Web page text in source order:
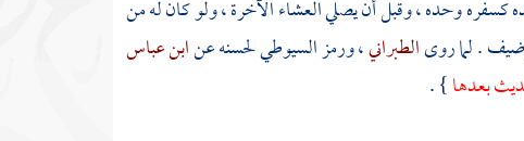
كسفره وحده ، وقبل أن يصلي العشاء الآخرة ، ولو كان له من
ضيف . لما روىالطبراني، ورمزالسيوطيلحسنه عنابن عباس
بعدها} .